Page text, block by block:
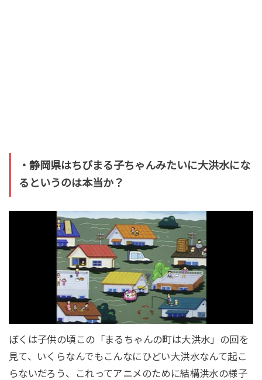
・静岡県はちびまる子ちゃんみたいに大洪水にな
るというのは本当か？
ぼくは子供の頃この「まるちゃんの町は大洪水」の回を
見て、いくらなんでもこんなにひどい大洪水なんて起こ
らないだろう、これってアニメのために結構洪水の様子